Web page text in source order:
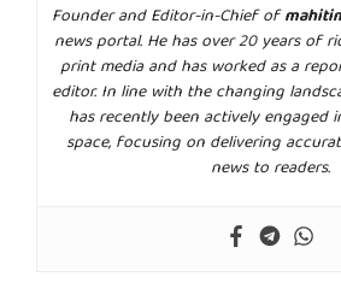
Founder and Editor-in-Chief of
news portal. He has over 20 years of
print media and has worked as a
editor. In line with the changing
has recently been actively engaged
space, focusing on delivering
news to readers.